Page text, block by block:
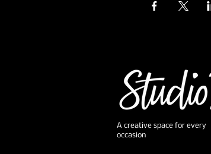
A creative space for every
occasion